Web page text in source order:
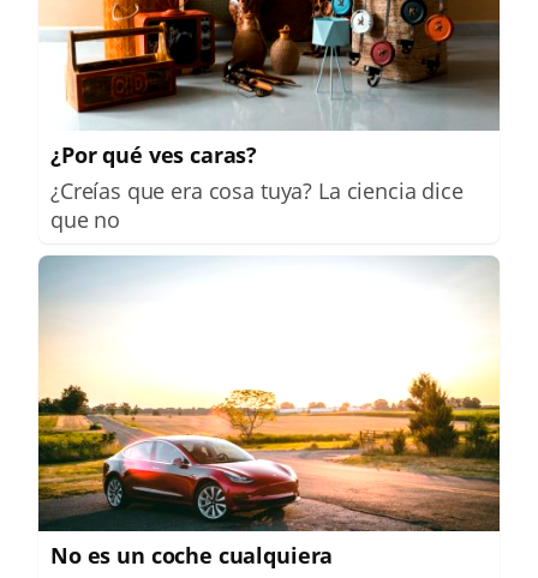
¿Por qué ves caras?
¿Creías que era cosa tuya? La ciencia dice
que no
No es un coche cualquiera